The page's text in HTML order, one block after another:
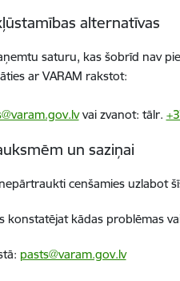
alternatīvas
saturu, kas šobrīd nav
ar VARAM rakstot:
vai zvanot: tālr.
un saziņai
cenšamies uzlabot
konstatējat kādas problēmas
pasts@varam.gov.lv